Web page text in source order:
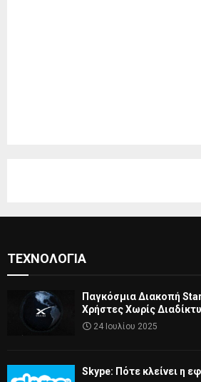
ΤΕΧΝΟΛΟΓΊΑ
Παγκόσμια Διακοπή
Χρήστες Χωρίς
24 Ιουλίου 2025
Skype: Πότε κλείνει η